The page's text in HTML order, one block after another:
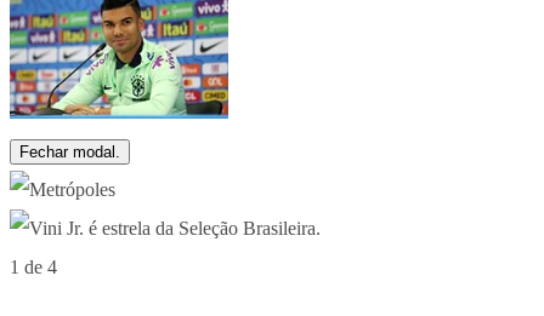
Fechar modal.
1 de 4